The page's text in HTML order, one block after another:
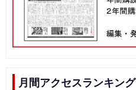
月間アクセスランキング